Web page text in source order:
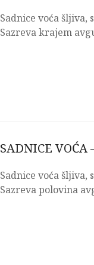
Sadnice voća šljiva,
Sazreva krajem
SADNICE VOĆA
Sadnice voća šljiva,
Sazreva polovina